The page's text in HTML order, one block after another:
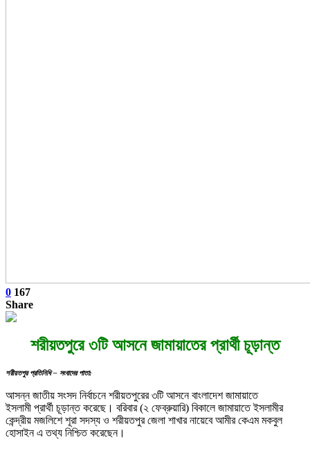
0 167
Share
শরীয়তপুরে ৩টি আসনে জামায়াতের প্রার্থী চূড়ান্ত
শরীয়তপুর প্রতিনিধি – সংবাদের পাতা:
আসন্ন জাতীয় সংসদ নির্বাচনে শরীয়তপুরের ৩টি আসনে বাংলাদেশ জামায়াতে
ইসলামী প্রার্থী চূড়ান্ত করেছে। বরিবার (২ ফেব্রুয়ারি) বিকালে জামায়াতে ইসলামীর
কেন্দ্রীয় মজলিশে শূরা সদস্য ও শরীয়তপুর জেলা শাখার নায়েবে আমীর কেএম মকবুল
হোসাইন এ তথ্য নিশ্চিত করেছেন।